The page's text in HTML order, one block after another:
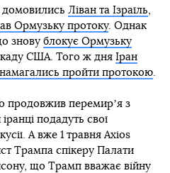
домовились Ліван та Ізраїль,
Ормузьку протоку. Однак
знову блокує Ормузьку
США. Того ж дня Іран
намагались пройти протокою.
продовжив перемирʼя з
подадуть свої
А вже 1 травня Axios
Трампа спікеру Палати
що Трамп вважає війну